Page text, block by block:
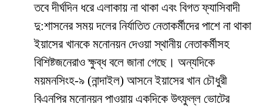
তবে দীর্ঘদিন ধরে এলাকায় না থাকা এবং বিগত ফ্যাসিবাদী
দু:শাসনের সময় দলের নির্যাতিত নেতাকর্মীদের পাশে না থাকা
ইয়াসের খানকে মনোনয়ন দেওয়া স্থানীয় নেতাকর্মীসহ
বিশিষ্টজনেরাও ক্ষুব্ধ বলে জানা গেছে। অন্যদিকে
ময়মনসিংহ-৯ (নান্দাইল) আসনে ইয়াসের খান চৌধুরী
বিএনপির মনোনয়ন পাওয়ায় একদিকে উৎফুল্ল ভোটের